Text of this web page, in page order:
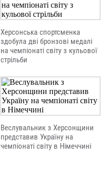
Херсонська спортсменка
здобула дві бронзові медалі
на чемпіонаті світу з кульової
стрільби
Веслувальник з Херсонщини
представив Україну на
чемпіонаті світу в Німеччині